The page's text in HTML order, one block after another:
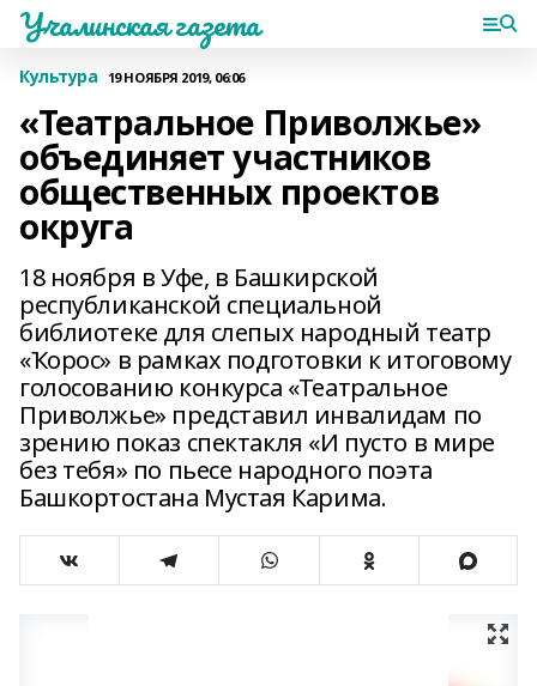
Учалинская газета
Культура 19 НОЯБРЯ 2019, 06:06
«Театральное Приволжье»
объединяет участников
общественных проектов
округа
18 ноября в Уфе, в Башкирской
республиканской специальной
библиотеке для слепых народный театр
«Ҡорос» в рамках подготовки к итоговому
голосованию конкурса «Театральное
Приволжье» представил инвалидам по
зрению показ спектакля «И пусто в мире
без тебя» по пьесе народного поэта
Башкортостана Мустая Карима.